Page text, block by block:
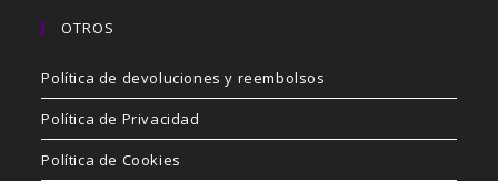
OTROS
Política de devoluciones y reembolsos
Política de Privacidad
Política de Cookies